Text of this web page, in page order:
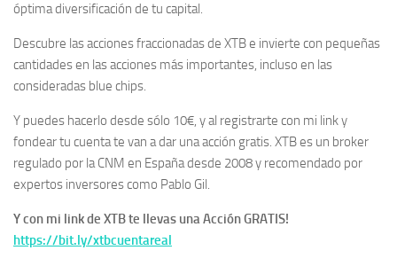
óptima diversificación de tu capital.
Descubre las acciones fraccionadas de XTB e invierte con pequeñas
cantidades en las acciones más importantes, incluso en las
consideradas blue chips.
Y puedes hacerlo desde sólo 10€, y al registrarte con mi link y
fondear tu cuenta te van a dar una acción gratis. XTB es un broker
regulado por la CNM en España desde 2008 y recomendado por
expertos inversores como Pablo Gil.
Y con mi link de XTB te llevas una Acción GRATIS!
https://bit.ly/xtbcuentareal